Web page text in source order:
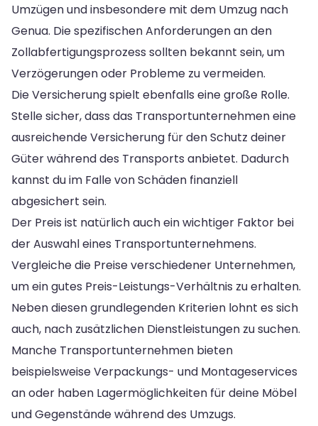
Umzügen und insbesondere mit dem Umzug nach
Genua. Die spezifischen Anforderungen an den
Zollabfertigungsprozess sollten bekannt sein, um
Verzögerungen oder Probleme zu vermeiden.
Die Versicherung spielt ebenfalls eine große Rolle.
Stelle sicher, dass das Transportunternehmen eine
ausreichende Versicherung für den Schutz deiner
Güter während des Transports anbietet. Dadurch
kannst du im Falle von Schäden finanziell
abgesichert sein.
Der Preis ist natürlich auch ein wichtiger Faktor bei
der Auswahl eines Transportunternehmens.
Vergleiche die Preise verschiedener Unternehmen,
um ein gutes Preis-Leistungs-Verhältnis zu erhalten.
Neben diesen grundlegenden Kriterien lohnt es sich
auch, nach zusätzlichen Dienstleistungen zu suchen.
Manche Transportunternehmen bieten
beispielsweise Verpackungs- und Montageservices
an oder haben Lagermöglichkeiten für deine Möbel
und Gegenstände während des Umzugs.